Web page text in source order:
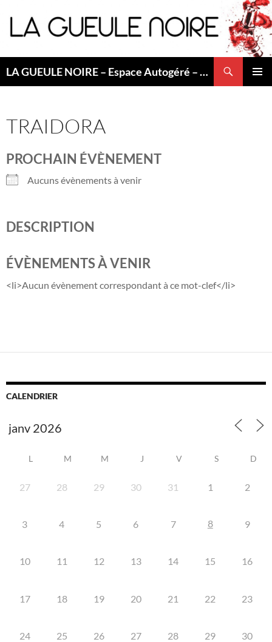
au
contenu
LA GUEULE NOIRE – Espace Autogéré – Saint Etienne
TRAIDORA
PROCHAIN ÉVÈNEMENT
Aucuns évènements à venir
DESCRIPTION
ÉVÈNEMENTS À VENIR
<li>Aucun évènement correspondant à ce mot-clef</li>
CALENDRIER
L M M J V S D
27 28 29 30 31 1 2
3 4 5 6 7 8 9
10 11 12 13 14 15 16
17 18 19 20 21 22 23
24 25 26 27 28 29 30